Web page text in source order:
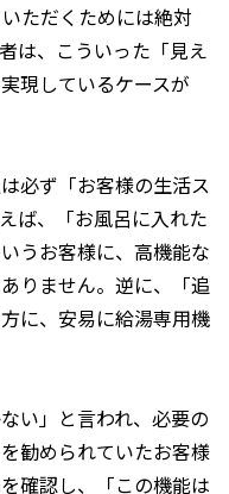
ただくためには絶対
は、こういった「見え
現しているケースが
必ず「お客様の生活ス
ば、「お風呂に入れた
うお客様に、高機能な
りません。逆に、「追
に、安易に給湯専用機
い」と言われ、必要の
勧められていたお客様
確認し、「この機能は